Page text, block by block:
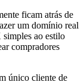
ficam atrás de
um domínio real
simples ao estilo
compradores
único cliente de